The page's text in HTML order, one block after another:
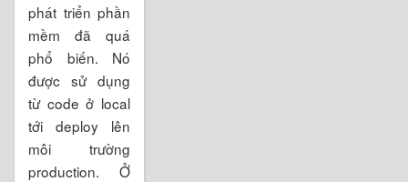
phát triển phần
mềm đã quá
phổ biến. Nó
được sử dụng
từ code ở local
tới deploy lên
môi trường
production. Ở